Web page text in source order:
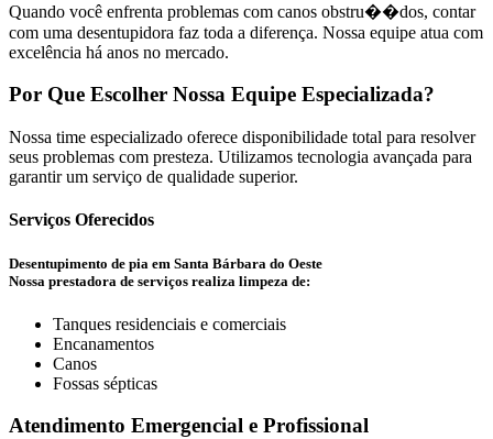
Quando você enfrenta problemas com canos obstru��dos, contar
com uma desentupidora faz toda a diferença. Nossa equipe atua com
excelência há anos no mercado.
Por Que Escolher Nossa Equipe Especializada?
Nossa time especializado oferece disponibilidade total para resolver
seus problemas com presteza. Utilizamos tecnologia avançada para
garantir um serviço de qualidade superior.
Serviços Oferecidos
Desentupimento de pia em Santa Bárbara do Oeste
Nossa prestadora de serviços realiza limpeza de:
Tanques residenciais e comerciais
Encanamentos
Canos
Fossas sépticas
Atendimento Emergencial e Profissional